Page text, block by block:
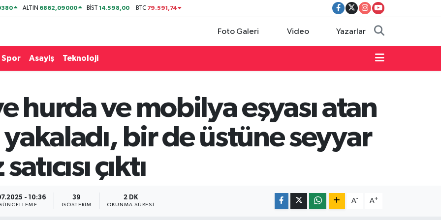
ALTIN 6862,09000 BİST14.598,00 BTC 79.591,74
Foto Galeri Video Yazarlar
Spor Asayiş Teknoloji
hurda ve mobilya eşyası atan
bir de üstüne seyyar
çıktı
- 10:36 39
GÖSTERIM
2 DK
OKUNMA SÜRESI
A- A+